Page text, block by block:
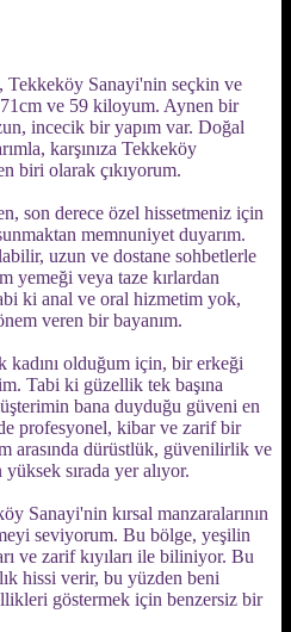
Tekkeköy Sanayi'nin seçkin ve
ve 59 kiloyum. Aynen bir
incecik bir yapım var. Doğal
karşınıza Tekkeköy
biri olarak çıkıyorum.
son derece özel hissetmeniz için
memnuniyet duyarım.
uzun ve dostane sohbetlerle
yemeği veya taze kırlardan
ki anal ve oral hizmetim yok,
veren bir bayanım.
kadını olduğum için, bir erkeği
Tabi ki güzellik tek başına
bana duyduğu güveni en
profesyonel, kibar ve zarif bir
arasında dürüstlük, güvenilirlik ve
sırada yer alıyor.
Sanayi'nin kırsal manzaralarının
seviyorum. Bu bölge, yeşilin
ve zarif kıyıları ile biliniyor. Bu
hissi verir, bu yüzden beni
göstermek için benzersiz bir